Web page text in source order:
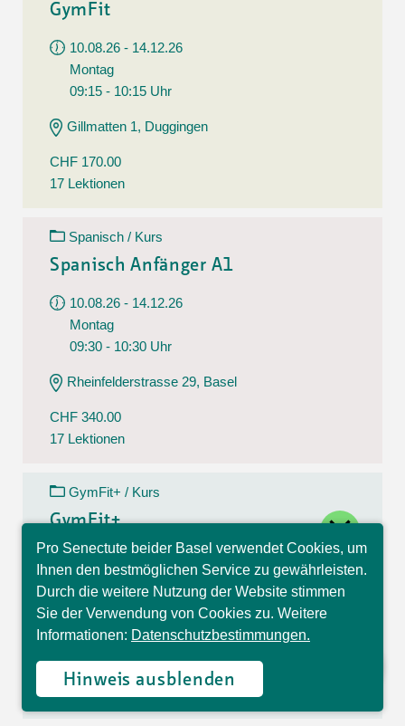
GymFit
10.08.26 - 14.12.26
Montag
09:15 - 10:15 Uhr
Gillmatten 1, Duggingen
CHF 170.00
17 Lektionen
Spanisch / Kurs
Spanisch Anfänger A1
10.08.26 - 14.12.26
Montag
09:30 - 10:30 Uhr
Rheinfelderstrasse 29, Basel
CHF 340.00
17 Lektionen
GymFit+ / Kurs
GymFit+
10.08.26 - 14.12.26
Montag
09:30 - 10:30 Uhr
Theodorskirchplatz 7, Basel
CHF 170.00
17 Lektionen
Pro Senectute beider Basel verwendet Cookies, um
Ihnen den bestmöglichen Service zu gewährleisten.
Durch die weitere Nutzung der Website stimmen
Sie der Verwendung von Cookies zu. Weitere
Informationen: Datenschutzbestimmungen.
Hinweis ausblenden
Hallo, ich bin Sophia und
beantworte gerne Ihre
Fragen.
close